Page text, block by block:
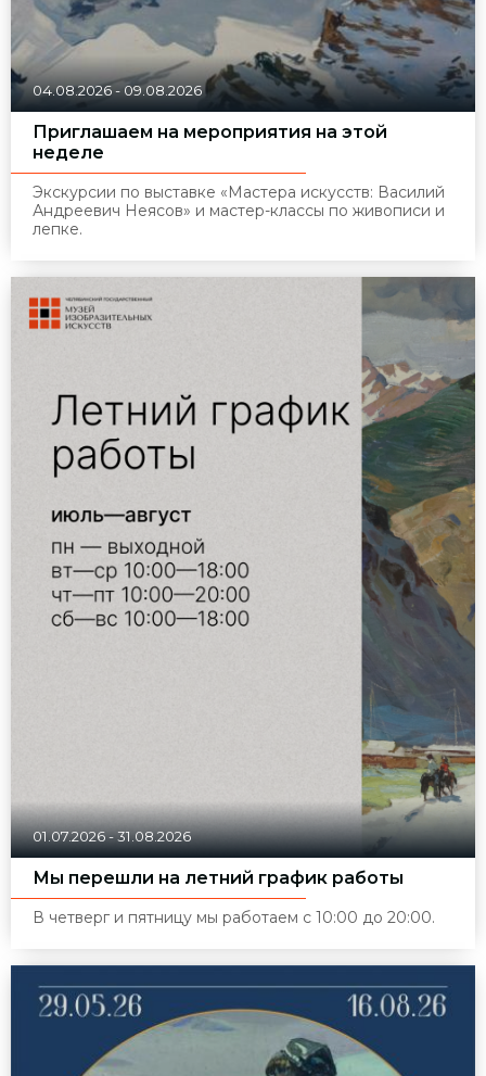
04.08.2026-09.08.2026
Приглашаем на мероприятия на этой
неделе
Экскурсии по выставке «Мастера искусств: Василий
Андреевич Неясов» и мастер-классы по живописи и
лепке.
01.07.2026-31.08.2026
Мы перешли на летний график работы
В четверг и пятницу мы работаем с 10:00 до 20:00.